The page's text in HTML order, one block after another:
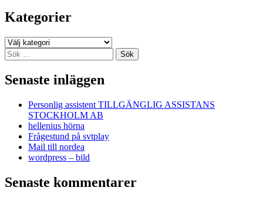
Kategorier
Kategorier
Sök
efter:
Senaste inläggen
Personlig assistent TILLGÄNGLIG ASSISTANS
STOCKHOLM AB
hellenius hörna
Frågestund på svtplay
Mail till nordea
wordpress – bild
Senaste kommentarer